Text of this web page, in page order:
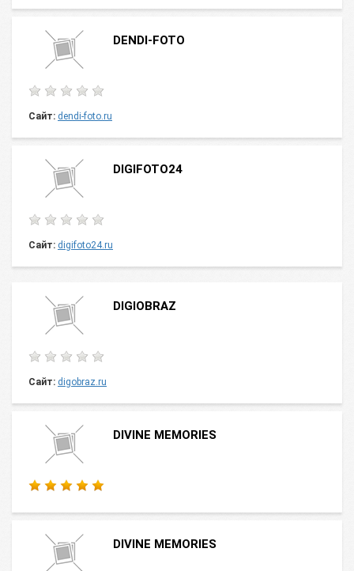
DENDI-FOTO
Сайт: dendi-foto.ru
DIGIFOTO24
Сайт: digifoto24.ru
DIGIОBRAZ
Сайт: digobraz.ru
DIVINE MEMORIES
DIVINE MEMORIES